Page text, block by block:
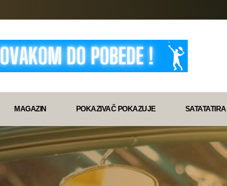
MAGAZIN POKAZIVAČ POKAZUJE SATATATIRA